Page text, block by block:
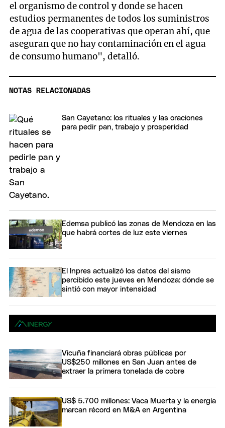
el organismo de control y donde se hacen
estudios permanentes de todos los suministros
de agua de las cooperativas que operan ahí, que
aseguran que no hay contaminación en el agua
de consumo humano", detalló.
NOTAS RELACIONADAS
San Cayetano: los rituales y las oraciones
para pedir pan, trabajo y prosperidad
Edemsa publicó las zonas de Mendoza en las
que habrá cortes de luz este viernes
El Inpres actualizó los datos del sismo
percibido este jueves en Mendoza: dónde se
sintió con mayor intensidad
Vicuña financiará obras públicas por
US$250 millones en San Juan antes de
extraer la primera tonelada de cobre
US$ 5.700 millones: Vaca Muerta y la energía
marcan récord en M&A en Argentina